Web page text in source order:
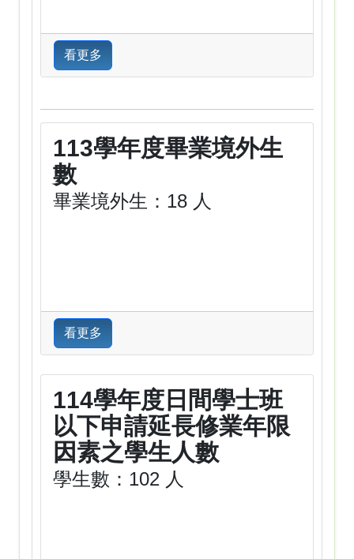
看更多
113學年度畢業境外生
數
畢業境外生：18 人
看更多
114學年度日間學士班
以下申請延長修業年限
因素之學生人數
學生數：102 人